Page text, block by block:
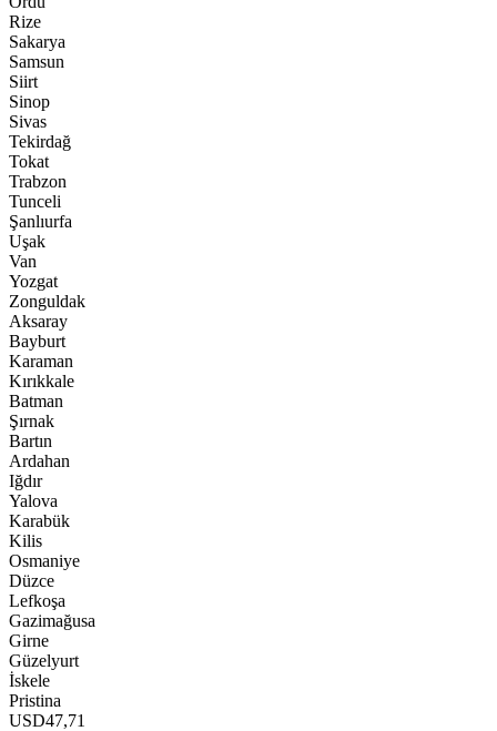
Rize
Sakarya
Samsun
Siirt
Sinop
Sivas
Tekirdağ
Tokat
Trabzon
Tunceli
Şanlıurfa
Uşak
Van
Yozgat
Zonguldak
Aksaray
Bayburt
Karaman
Kırıkkale
Batman
Şırnak
Bartın
Ardahan
Iğdır
Yalova
Karabük
Kilis
Osmaniye
Düzce
Lefkoşa
Gazimağusa
Girne
Güzelyurt
İskele
Pristina
USD47,71